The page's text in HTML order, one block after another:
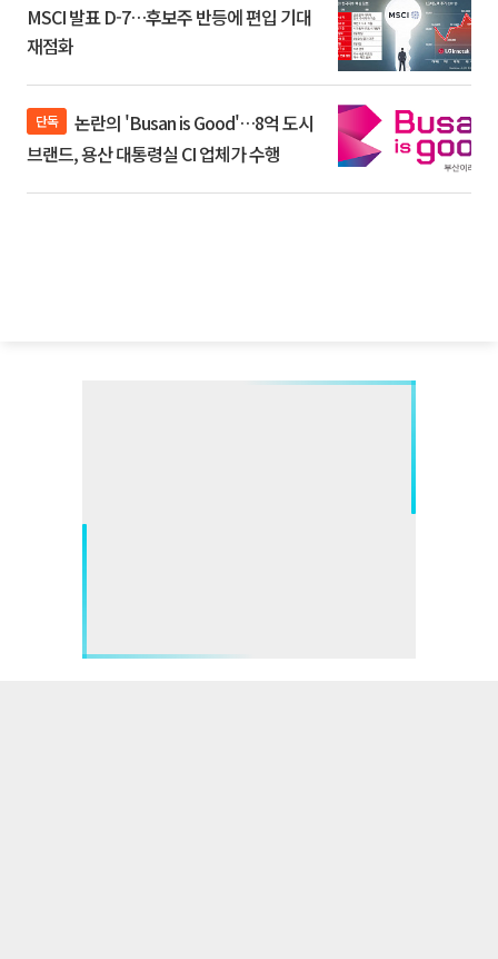
MSCI 발표 D-7…후보주 반등에 편입 기대
재점화
단독
브랜드, 용산 대통령실 CI 업체가 수행